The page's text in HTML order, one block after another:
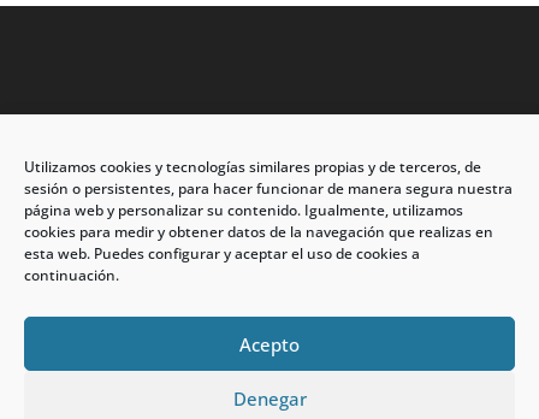
Utilizamos cookies y tecnologías similares propias y de terceros, de
sesión o persistentes, para hacer funcionar de manera segura nuestra
página web y personalizar su contenido. Igualmente, utilizamos
cookies para medir y obtener datos de la navegación que realizas en
esta web. Puedes configurar y aceptar el uso de cookies a
continuación.
Acepto
Denegar
Dirección: C/Eleuterio Quintanilla nº67 – Esq. Río de
Oro
CP: 33209, Gijón – Asturias
Teléfono: 985146502 – 647 72 54 95